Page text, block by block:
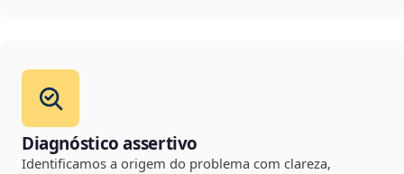
Diagnóstico assertivo
Identificamos a origem do problema com clareza,